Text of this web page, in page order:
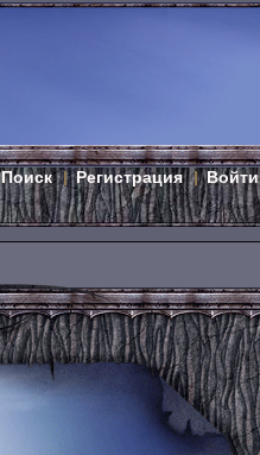
Поиск Регистрация Войти